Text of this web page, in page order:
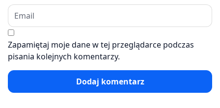
Zapamiętaj moje dane w tej przeglądarce podczas
pisania kolejnych komentarzy.
Dodaj komentarz